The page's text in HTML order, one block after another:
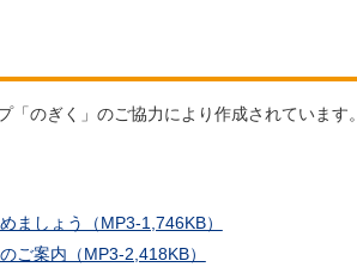
のぎく」のご協力により作成されています。
ましょう（MP3-1,746KB）
ご案内（MP3-2,418KB）